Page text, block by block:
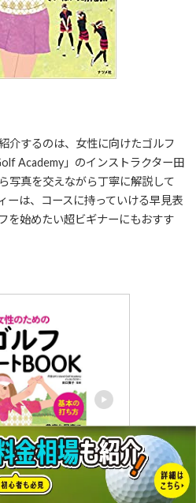
介するのは、女性に向けたゴルフ
Academy」のインストラクター田
写真を交えながら丁寧に解説して
ーは、コースに持っていける早見表
を始めたい超ビギナーにもおすす